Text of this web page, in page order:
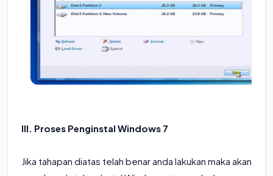
III. Proses Penginstal Windows 7
Jika tahapan diatas telah benar anda lakukan maka akan